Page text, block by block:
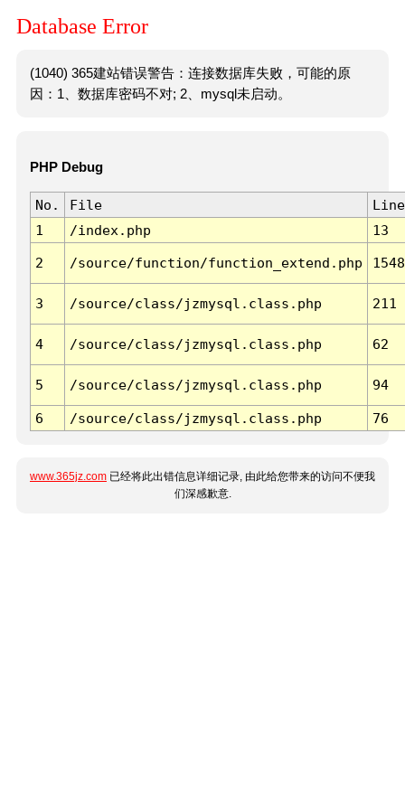
Database Error
(1040) 365建站错误警告：连接数据库失败，可能的原
因：1、数据库密码不对; 2、mysql未启动。
PHP Debug
No. File
Line
1
/index.php 13
2 /source/function/function_extend.php 1548
3 /source/class/jzmysql.class.php 211
4 /source/class/jzmysql.class.php 62
5 /source/class/jzmysql.class.php 94
6 /source/class/jzmysql.class.php 76
www.365jz.com 已经将此出错信息详细记录, 由此给您带来的访问不便我
们深感歉意.